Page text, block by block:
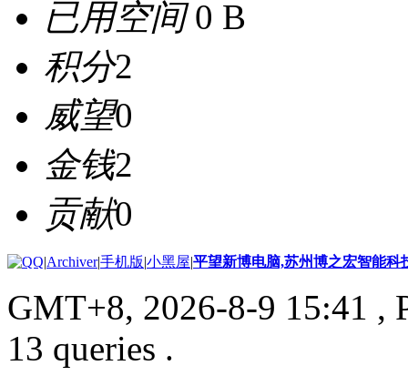
已用空间0 B
积分2
威望0
金钱2
贡献0
|Archiver|手机版|小黑屋|平望新博电脑,苏州博之宏智能科
GMT+8, 2026-8-9 15:41 ,
13 queries .